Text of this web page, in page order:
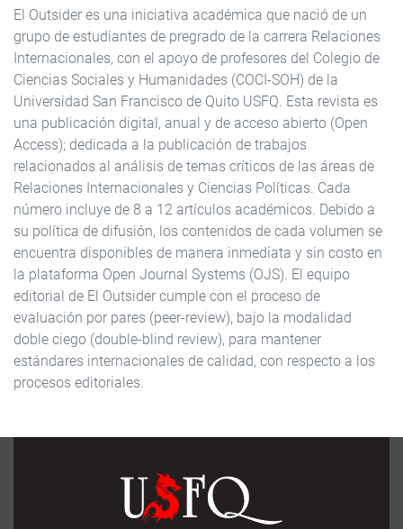
El Outsider es una iniciativa académica que nació de un
grupo de estudiantes de pregrado de la carrera Relaciones
Internacionales, con el apoyo de profesores del Colegio de
Ciencias Sociales y Humanidades (COCI-SOH) de la
Universidad San Francisco de Quito USFQ. Esta revista es
una publicación digital, anual y de acceso abierto (Open
Access); dedicada a la publicación de trabajos
relacionados al análisis de temas críticos de las áreas de
Relaciones Internacionales y Ciencias Políticas. Cada
número incluye de 8 a 12 artículos académicos. Debido a
su política de difusión, los contenidos de cada volumen se
encuentra disponibles de manera inmediata y sin costo en
la plataforma Open Journal Systems (OJS). El equipo
editorial de El Outsider cumple con el proceso de
evaluación por pares (peer-review), bajo la modalidad
doble ciego (double-blind review), para mantener
estándares internacionales de calidad, con respecto a los
procesos editoriales.